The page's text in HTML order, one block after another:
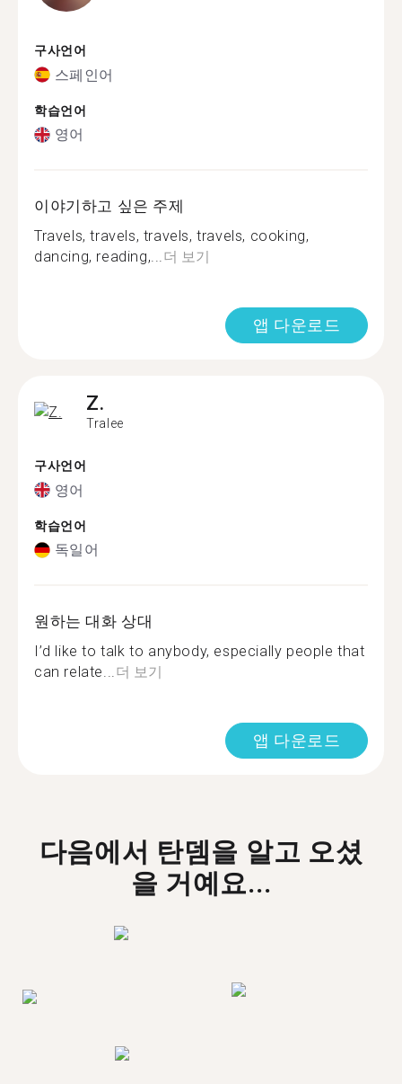
구사언어
스페인어
학습언어
영어
이야기하고 싶은 주제
Travels, travels, travels, travels, cooking,
dancing, reading,...더 보기
앱 다운로드
Z.
Tralee
구사언어
영어
학습언어
독일어
원하는 대화 상대
I’d like to talk to anybody, especially people that
can relate...더 보기
앱 다운로드
다음에서 탄뎀을 알고 오셨
을 거예요...